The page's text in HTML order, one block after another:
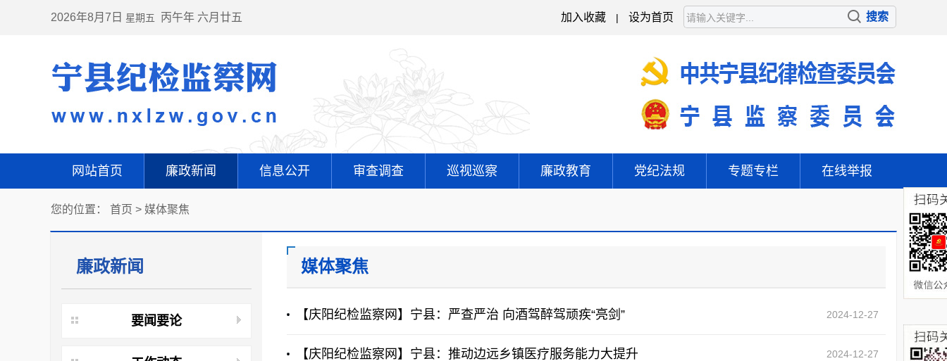
2026年8月7日 星期五 丙午年 六月廿五 加入收藏 | 设为首页
网站首页 廉政新闻 信息公开 审查调查 巡视巡察 廉政教育 党纪法规 专题专栏 在线举报
您的位置： 首页 > 媒体聚焦
廉政新闻
要闻要论
媒体聚焦
【庆阳纪检监察网】宁县：严查严治 向酒驾醉驾顽疾“亮剑” 2024-12-27
【庆阳纪检监察网】宁县：推动边远乡镇医疗服务能力大提升 2024-12-27